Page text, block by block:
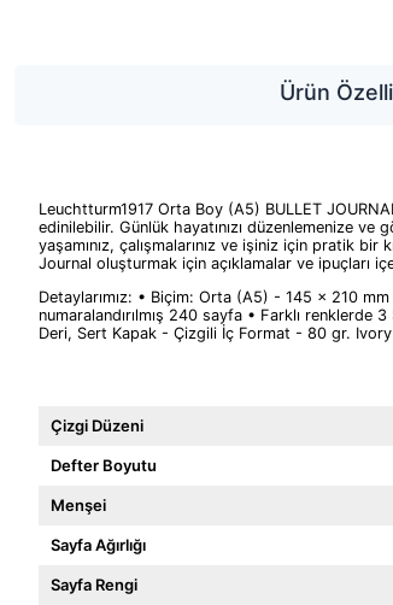
Ürün
Leuchtturm1917 Orta Boy (A5) BULLET
edinilebilir. Günlük hayatınızı düzenlemenize
yaşamınız, çalışmalarınız ve işiniz için pratik
Journal oluşturmak için açıklamalar ve ipuçları
Detaylarımız: • Biçim: Orta (A5) - 145 x 210
numaralandırılmış 240 sayfa • Farklı
Deri, Sert Kapak - Çizgili İç Format - 80 gr.
Çizgi Düzeni
Defter Boyutu
Menşei
Sayfa Ağırlığı
Sayfa Rengi